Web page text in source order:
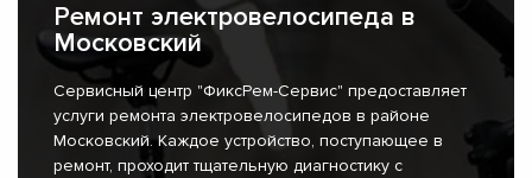
Ремонт электровелосипеда в
Московский
Сервисный центр "ФиксРем-Сервис" предоставляет
услуги ремонта электровелосипедов в районе
Московский. Каждое устройство, поступающее в
ремонт, проходит тщательную диагностику с